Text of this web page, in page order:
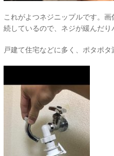
これがよつネジニップルです。
続しているので、ネジが緩んだり
戸建て住宅などに多く、ポタポ